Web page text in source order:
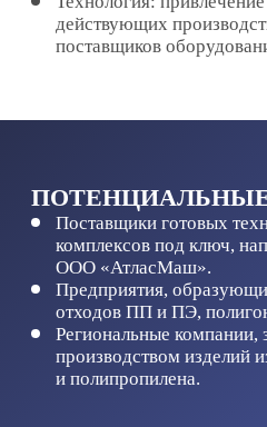
Скачать кейс в формате PDF
СМОТРИТЕ ТАКЖЕ
СОПРОВОЖДЕНИЕ
ПРОЕКТОВ
ИНВЕСТИЦИОННЫЕ